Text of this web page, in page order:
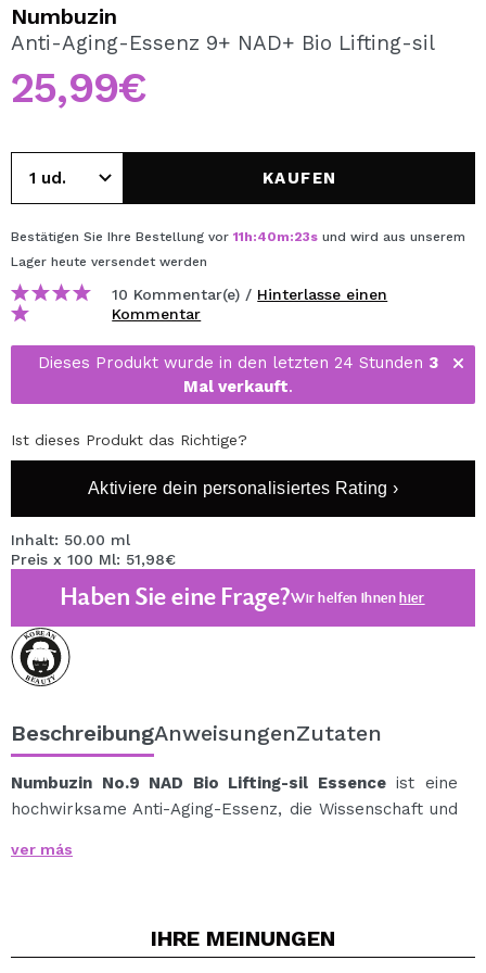
REGISTRIEREN
Durch die Erstellung eines Kontos bei Maquillalia.de
können Sie Ihre Einkäufe schnell tätigen, den Status Ihrer
Numbuzin
Anti-Aging-Essenz 9+ NAD+ Bio Lifting-sil
25,99€
KAUFEN
Bestätigen Sie Ihre Bestellung vor 11h:40m:23s und wird aus unserem
Lager heute versendet werden
10 Kommentar(e) / Hinterlasse einen
Kommentar
Dieses Produkt wurde in den letzten 24 Stunden 3
Mal verkauft.
Ist dieses Produkt das Richtige?
Aktiviere dein personalisiertes Rating ›
Inhalt: 50.00 ml
Preis x 100 Ml: 51,98€
Haben Sie eine Frage?Wir helfen Ihnenhier
BeschreibungAnweisungenZutaten
Numbuzin No.9 NAD Bio Lifting-sil Essenceist eine
hochwirksame Anti-Aging-Essenz, die Wissenschaft und
Ausstrahlung zurückzugeben.
festeren und jugendlicheren Hautgefühl bei.
ver más
IHRE MEINUNGEN